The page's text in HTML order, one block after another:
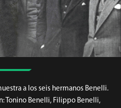
a los seis hermanos Benelli.
Tonino Benelli, Filippo Benelli,